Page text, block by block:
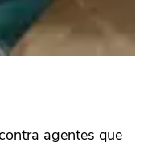
agentes que